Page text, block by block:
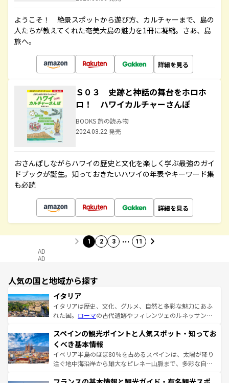
ようこそ！ 絶景スポットから遊び方、カルチャーまで、島の
人たちが教えてくれた奄美大島の魅力を1冊に凝縮。さあ、島
旅へ。
詳細を見る
Ｓ０３ 史跡と神話の舞台をホロホ
ロ！ ハワイカルチャーさんぽ
BOOKS 旅の読み物
2024.03.22 発売
おさんぽしながらハワイの歴史と文化を楽しく学ぶ最強のガイ
ドブックが誕生。知っておきたいハワイの年表やキーワード集
も必読
詳細を見る
1 2 3 … 11
AD
AD
人気の国と地域から探す
イタリア
イタリアは歴史、文化、グルメ、自然と多彩な魅力にあふ
れた国。 ローマの古代遺跡やフィレンツェのルネッサンス
ろん、トスカーナの美しい田園風景やアマルフィ海岸の絶
景など、自然景観も見逃せない。観光の合間には、本場の
ピザやパスタなど、絶品のイタリア料理を堪能することも
できる。朝目覚めてから夜眠るまで、すべての瞬間を楽し
なお、新着のイタリア情報はコンテンツ一覧を参照してほ
スペインの観光ポイントと人気スポット・知ってお
くべき基本情報
イベリア半島のほぼ80％を占めるスペインは、太陽が降り
注ぐ地中海沿岸から雄大なピレネー山脈まで、多彩な自然